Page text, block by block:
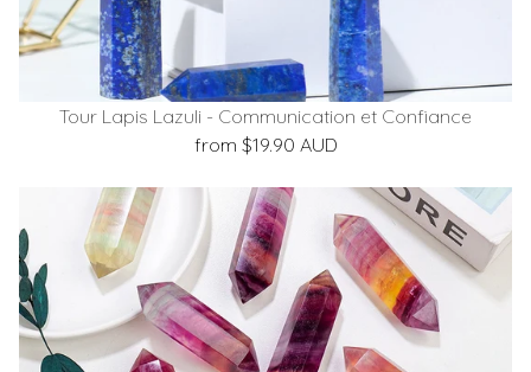
Tour Lapis Lazuli - Communication et Confiance
from $19.90 AUD